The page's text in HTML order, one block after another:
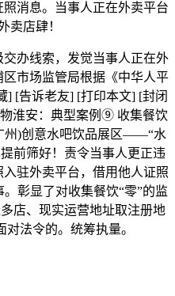
消息。当事人正在外卖平台
卖店肆！
办线索，发觉当事人正在外
市场监管局根据《中华人平
] [告诉老友] [打印本文] [封闭
淮安：典型案例⑨ 收集餐饮
州)创意水吧饮品展区——“水
前筛好！责令当事人更正违
驻外卖平台，借用他人证照
彰显了对收集餐饮“零”的监
店、现实运营地址取注册地
法令的。统筹执量。